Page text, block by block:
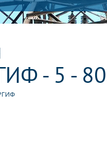
- 5 -